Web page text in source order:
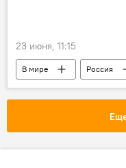
23 июня, 11:15
В мире Россия
Белоруссия